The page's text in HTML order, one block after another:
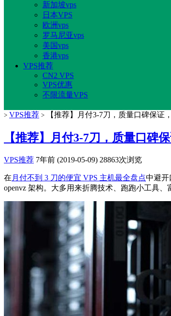
新加坡vps
日本VPS
欧洲vps
罗马尼亚vps
美国vps
香港vps
VPS推荐
CN2 VPS
VPS优惠
不限流量VPS
> VPS推荐 > 【推荐】月付3-7刀，质量口碑保证
【推荐】月付3-7刀，质量口碑
VPS推荐 7年前 (2019-05-09) 28863次浏览
在 月付不到 3 刀的便宜 VPS 主机最全盘点中避开
openvz 架构。大多用来折腾技术、跑跑小工具